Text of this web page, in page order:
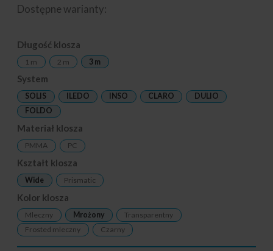
Dostępne warianty:
Długość klosza
1 m 2 m 3 m
System
SOLIS ILEDO INSO CLARO
DULIO
FOLDO
Materiał klosza
PMMA PC
Kształt klosza
Wide Prismatic
Kolor klosza
Mleczny Mrożony
Transparentny
Frosted mleczny
Czarny